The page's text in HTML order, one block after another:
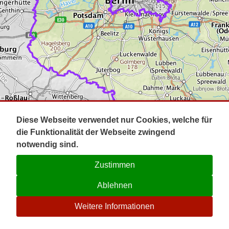
Impressum
Kontakt
☉
Diese Webseite verwendet nur Cookies, welche für
die Funktionalität der Webseite zwingend
notwendig sind.
Zustimmen
Ablehnen
Weitere Informationen